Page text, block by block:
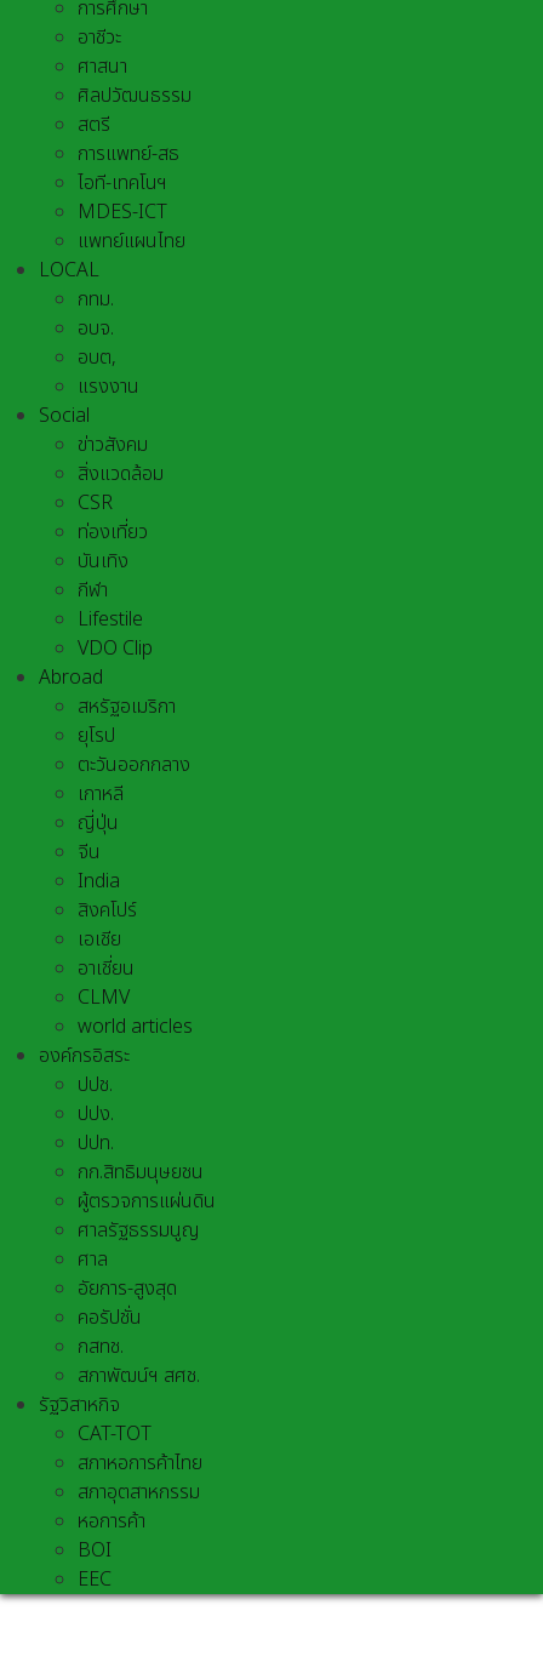
การศึกษา
อาชีวะ
ศาสนา
ศิลปวัฒนธรรม
สตรี
การแพทย์-สธ
ไอที-เทคโนฯ
MDES-ICT
แพทย์แผนไทย
LOCAL
กทม.
อบจ.
อบต,
แรงงาน
Social
ข่าวสังคม
สิ่งแวดล้อม
CSR
ท่องเที่ยว
บันเทิง
กีฬา
Lifestile
VDO Clip
Abroad
สหรัฐอเมริกา
ยุโรป
ตะวันออกกลาง
เกาหลี
ญี่ปุ่น
จีน
India
สิงคโปร์
เอเชีย
อาเชี่ยน
CLMV
world articles
องค์กรอิสระ
ปปช.
ปปง.
ปปท.
กก.สิทธิมนุษยชน
ผู้ตรวจการแผ่นดิน
ศาลรัฐธรรมนูญ
ศาล
อัยการ-สูงสุด
คอรัปชั่น
กสทช.
สภาพัฒน์ฯ สศช.
รัฐวิสาหกิจ
CAT-TOT
สภาหอการค้าไทย
สภาอุตสาหกรรม
หอการค้า
BOI
EEC